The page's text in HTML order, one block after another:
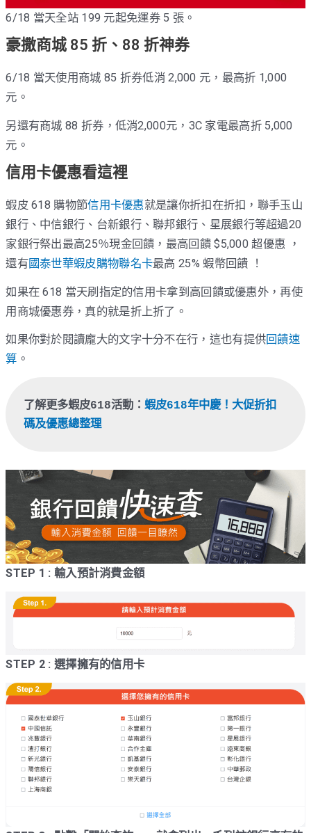
6/18 當天全站 199 元起免運券 5 張。
豪撒商城 85 折、88 折神券
6/18 當天使用商城 85 折券低消 2,000 元，最高折 1,000
元。
另還有商城 88 折券，低消2,000元，3C 家電最高折 5,000
元。
信用卡優惠看這裡
蝦皮 618 購物節信用卡優惠就是讓你折扣在折扣，聯手玉山
銀行、中信銀行、台新銀行、聯邦銀行、星展銀行等超過20
家銀行祭出最高25％現金回饋，最高回饋 $5,000 超優惠 ，
還有國泰世華蝦皮購物聯名卡最高 25% 蝦幣回饋 ！
如果在 618 當天刷指定的信用卡拿到高回饋或優惠外，再使
用商城優惠券，真的就是折上折了。
如果你對於閱讀龐大的文字十分不在行，這也有提供回饋速
算 。
了解更多蝦皮618活動：蝦皮618年中慶！大促折扣
碼及優惠總整理
STEP 1 : 輸入預計消費金額
STEP 2 : 選擇擁有的信用卡